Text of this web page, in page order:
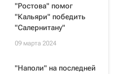
"Ростова" помог
"Кальяри" победить
"Салернитану"
09 марта 2024
"Наполи" на последней